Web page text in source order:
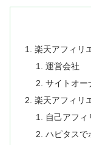
楽天アフィリ
運営会社
サイトオー
楽天アフィリ
自己アフィ
ハピタスで